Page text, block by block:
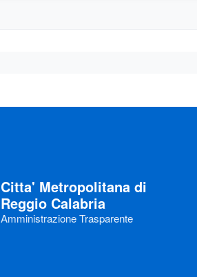
Citta' Metropolitana di
Reggio Calabria
Amministrazione Trasparente